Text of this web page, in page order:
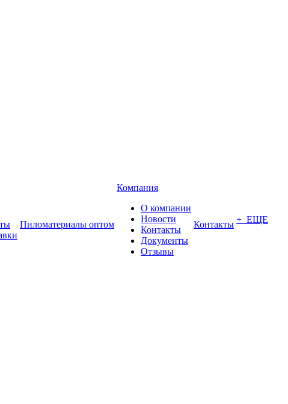
Пиломатериалы оптом
Компания
О компании
Новости
Контакты
Документы
Отзывы
Контакты + ЕЩЕ